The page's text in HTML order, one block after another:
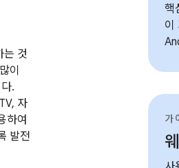
는 것
이
.
자
하여
발전
핵
이
가